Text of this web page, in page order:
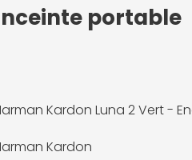
portable
Kardon Luna 2 Vert -
Kardon